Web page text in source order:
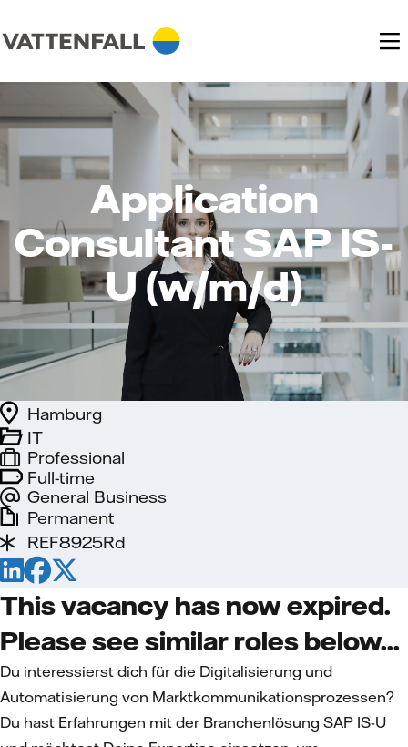
Application
Consultant SAP IS-
U (w/m/d)
Full-time
General Business
IT
Hamburg
Professional
Permanent
REF8925Rd
This vacancy has now expired.
Please see similar roles below...
Du interessierst dich für die Digitalisierung und
Automatisierung von Marktkommunikationsprozessen?
Du hast Erfahrungen mit der Branchenlösung SAP IS-U